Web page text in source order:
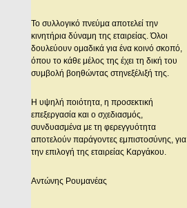
Το συλλογικό πνεύμα αποτελεί την
κινητήρια δύναμη της εταιρείας. Όλοι
δουλεύουν ομαδικά για ένα κοινό σκοπό,
όπου το κάθε μέλος της έχει τη δική του
συμβολή βοηθώντας στηνεξέλιξή της.
Η υψηλή ποιότητα, η προσεκτική
επεξεργασία και ο σχεδιασμός,
συνδυασμένα με τη φερεγγυότητα
αποτελούν παράγοντες εμπιστοσύνης, για
την επιλογή της εταιρείας Καργάκου.
Αντώνης Ρουμανέας